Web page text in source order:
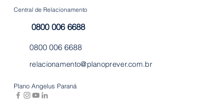
Central de Relacionamento
0800 006 6688
0800 006 6688
relacionamento@planoprever.com.br
Plano Angelus Paraná